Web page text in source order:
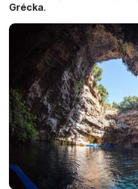
Grécka.